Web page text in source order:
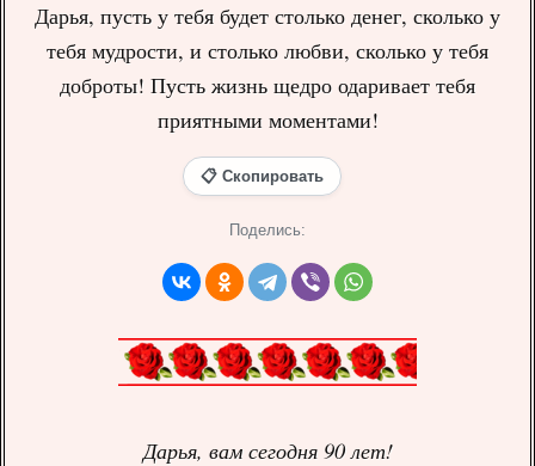
Дарья, пусть у тебя будет столько денег, сколько у
тебя мудрости, и столько любви, сколько у тебя
доброты! Пусть жизнь щедро одаривает тебя
приятными моментами!
📋 Скопировать
Поделись:
Дарья, вам сегодня 90 лет!